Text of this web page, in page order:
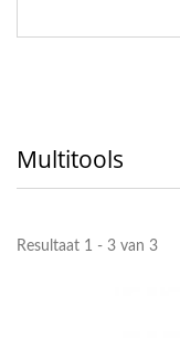
Multitools
Resultaat 1 - 3 van 3